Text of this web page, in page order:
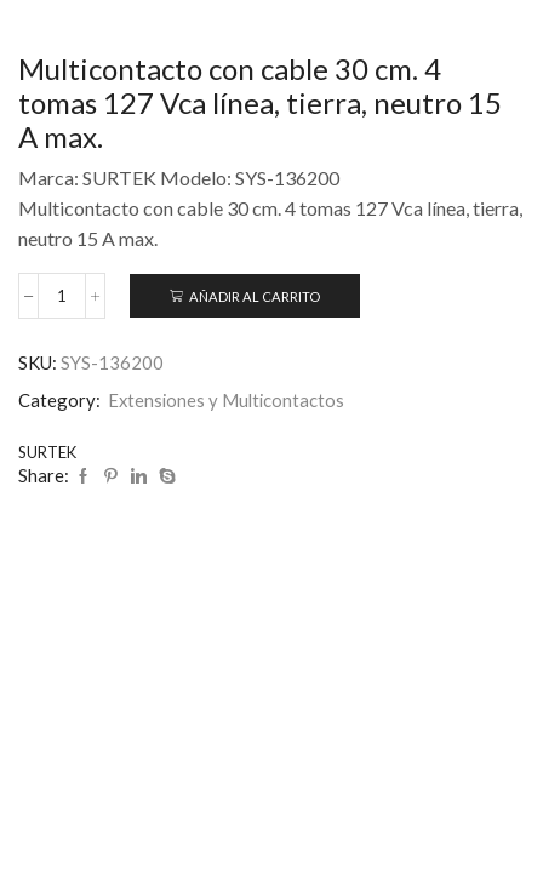
Multicontacto con cable 30 cm. 4
tomas 127 Vca línea, tierra, neutro 15
A max.
Marca: SURTEK Modelo: SYS-136200
Multicontacto con cable 30 cm. 4 tomas 127 Vca línea, tierra,
neutro 15 A max.
AÑADIR AL CARRITO
SKU: SYS-136200
Category: Extensiones y Multicontactos
SURTEK
Share: